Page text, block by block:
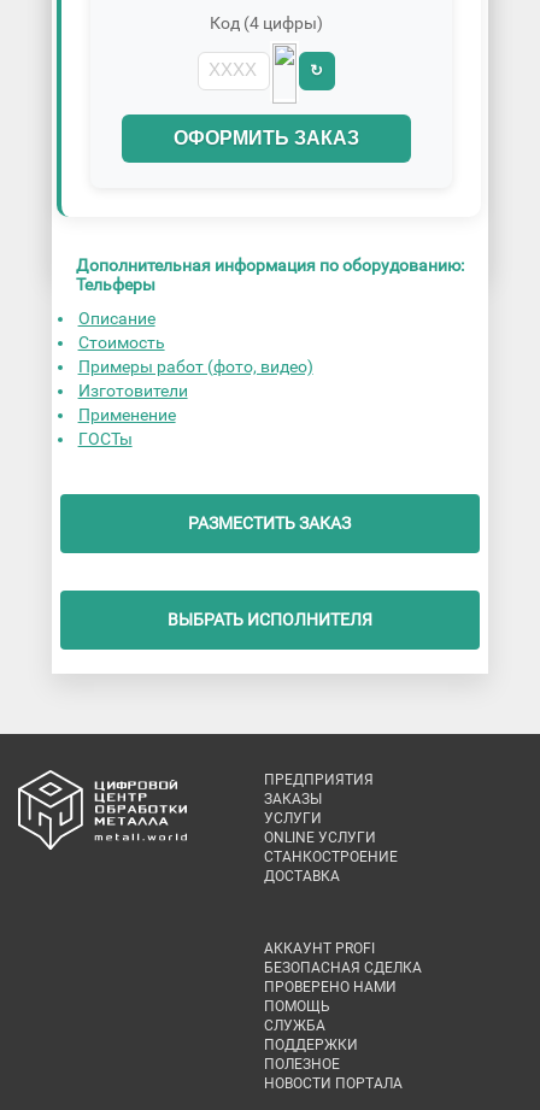
Код (4 цифры)
↻
ОФОРМИТЬ ЗАКАЗ
Дополнительная информация по оборудованию:
Тельферы
Описание
Стоимость
Примеры работ (фото, видео)
Изготовители
Применение
ГОСТы
РАЗМЕСТИТЬ ЗАКАЗ
ВЫБРАТЬ ИСПОЛНИТЕЛЯ
ПРЕДПРИЯТИЯ
ЗАКАЗЫ
УСЛУГИ
ONLINE УСЛУГИ
СТАНКОСТРОЕНИЕ
ДОСТАВКА
АККАУНТ PROFI
БЕЗОПАСНАЯ СДЕЛКА
ПРОВЕРЕНО НАМИ
ПОМОЩЬ
СЛУЖБА
ПОДДЕРЖКИ
ПОЛЕЗНОЕ
НОВОСТИ ПОРТАЛА